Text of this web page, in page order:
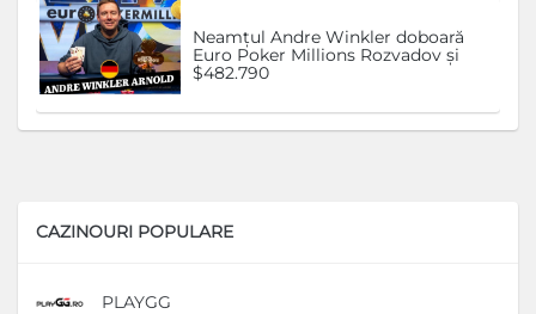
Neamțul Andre Winkler doboară
Euro Poker Millions Rozvadov și
$482.790
CAZINOURI POPULARE
PLAYGG